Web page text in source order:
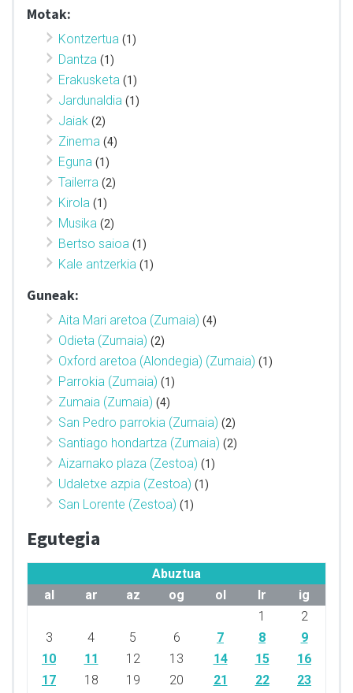
Motak:
Kontzertua (1)
Dantza (1)
Erakusketa (1)
Jardunaldia (1)
Jaiak (2)
Zinema (4)
Eguna (1)
Tailerra (2)
Kirola (1)
Musika (2)
Bertso saioa (1)
Kale antzerkia (1)
Guneak:
Aita Mari aretoa (Zumaia) (4)
Odieta (Zumaia) (2)
Oxford aretoa (Alondegia) (Zumaia) (1)
Parrokia (Zumaia) (1)
Zumaia (Zumaia) (4)
San Pedro parrokia (Zumaia) (2)
Santiago hondartza (Zumaia) (2)
Aizarnako plaza (Zestoa) (1)
Udaletxe azpia (Zestoa) (1)
San Lorente (Zestoa) (1)
Egutegia
Abuztua
al
ar az og ol lr
ig
1
2
3
4 5 6 7 8
9
10
11 12 13 14 15
16
17
18 19 20 21 22
23